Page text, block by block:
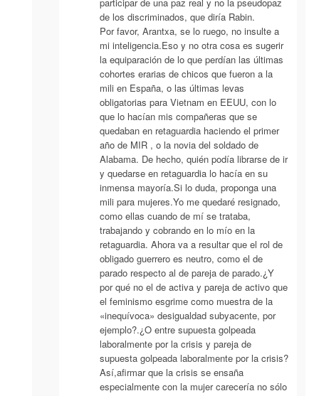
de los discriminados, que diría Rabin.
Por favor, Arantxa, se lo ruego, no insulte a
mi inteligencia.Eso y no otra cosa es sugerir
la equiparación de lo que perdían las últimas
cohortes erarias de chicos que fueron a la
mili en España, o las últimas levas
obligatorias para Vietnam en EEUU, con lo
que lo hacían mis compañeras que se
quedaban en retaguardia haciendo el primer
año de MIR , o la novia del soldado de
Alabama. De hecho, quién podía librarse de ir
y quedarse en retaguardia lo hacía en su
inmensa mayoría.Si lo duda, proponga una
mili para mujeres.Yo me quedaré resignado,
como ellas cuando de mí se trataba,
trabajando y cobrando en lo mío en la
retaguardia. Ahora va a resultar que el rol de
obligado guerrero es neutro, como el de
parado respecto al de pareja de parado.¿Y
por qué no el de activa y pareja de activo que
el feminismo esgrime como muestra de la
«inequívoca» desigualdad subyacente, por
ejemplo?.¿O entre supuesta golpeada
laboralmente por la crisis y pareja de
supuesta golpeada laboralmente por la crisis?
Así,afirmar que la crisis se ensaña
especialmente con la mujer carecería no sólo